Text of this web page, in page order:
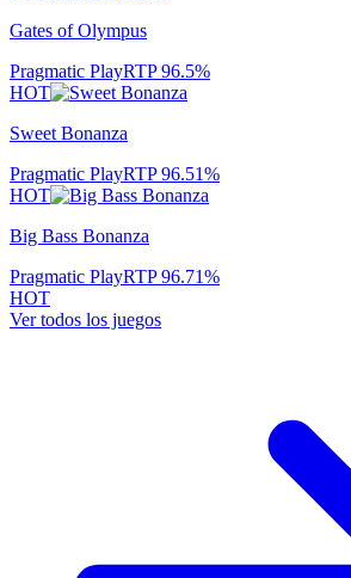
Gates of Olympus
Pragmatic PlayRTP96.5%
HOT
Sweet Bonanza
Pragmatic PlayRTP96.51%
HOT
Big Bass Bonanza
Pragmatic PlayRTP96.71%
HOT
Ver todos los juegos